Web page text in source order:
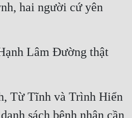
hai người cứ yên
Lâm Đường thật
Từ Tĩnh và Trình Hiển
sách bệnh nhân cần